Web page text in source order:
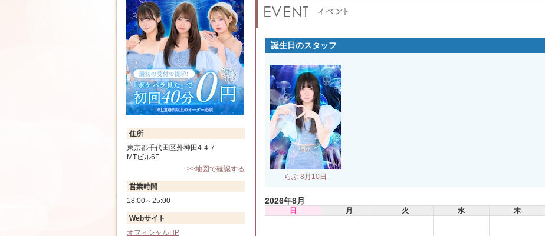
誕生日のスタッフ
らぶ 8月10日
2026年8月
日 月 火 水 木
住所
東京都千代田区外神田4-4-7
MTビル6F
>>地図で確認する
営業時間
18:00～25:00
Webサイト
オフィシャルHP